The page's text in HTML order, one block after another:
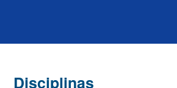
Disciplinas